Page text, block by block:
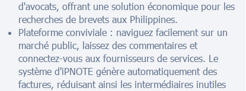
d'avocats, offrant une solution économique pour les
recherches de brevets aux Philippines.
Plateforme conviviale : naviguez facilement sur un
marché public, laissez des commentaires et
connectez-vous aux fournisseurs de services. Le
système d'iPNOTE génère automatiquement des
factures, réduisant ainsi les intermédiaires inutiles